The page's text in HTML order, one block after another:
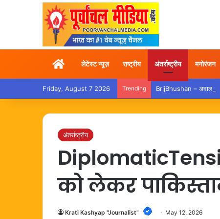
Homeलेटेस्ट न्यूज़ राष्ट्रीय अंतर्राष्ट्रीय मनोरंजन
Friday, August 7 2026 Trending BrijBhushan – अदालत से
अंतर्राष्ट्रीय
को लेकर
Krati Kashyap "Journalist" May 12, 2026